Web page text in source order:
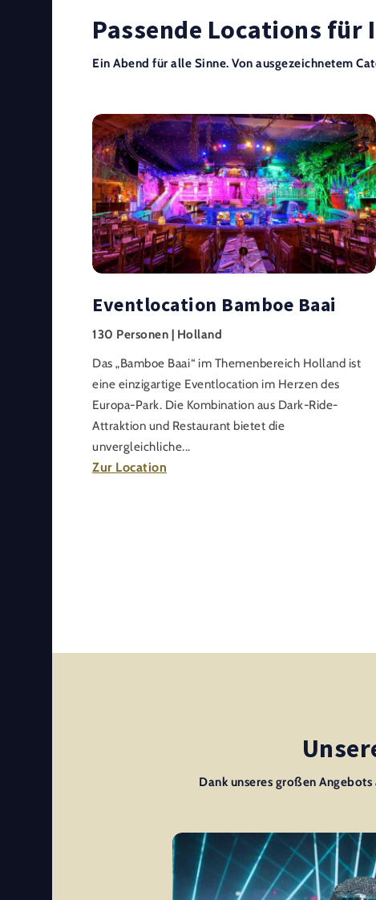
Passende Locations für
Ein Abend für alle Sinne. Von ausgezeichnetem
Eventlocation Bamboe Baai
130 Personen | Holland
Das „Bamboe Baai“ im Themenbereich Holland ist
eine einzigartige Eventlocation im Herzen des
Europa-Park. Die Kombination aus Dark-Ride-
Attraktion und Restaurant bietet die
unvergleichliche...
Zur Location
Dank unseres großen